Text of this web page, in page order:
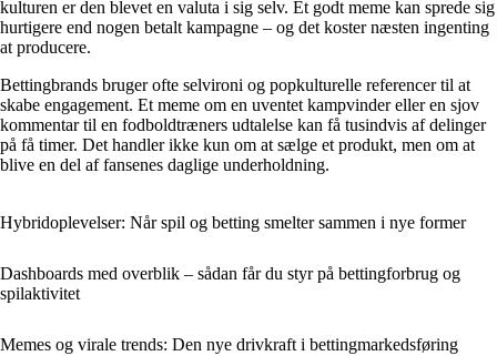
kulturen er den blevet en valuta i sig selv. Et godt meme kan sprede sig
hurtigere end nogen betalt kampagne – og det koster næsten ingenting
at producere.
Bettingbrands bruger ofte selvironi og popkulturelle referencer til at
skabe engagement. Et meme om en uventet kampvinder eller en sjov
kommentar til en fodboldtræners udtalelse kan få tusindvis af delinger
på få timer. Det handler ikke kun om at sælge et produkt, men om at
blive en del af fansenes daglige underholdning.
Hybridoplevelser: Når spil og betting smelter sammen i nye former
Dashboards med overblik – sådan får du styr på bettingforbrug og
spilaktivitet
Memes og virale trends: Den nye drivkraft i bettingmarkedsføring